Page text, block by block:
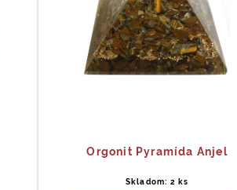
Orgonit Pyramída Anjel
Skladom: 2 ks